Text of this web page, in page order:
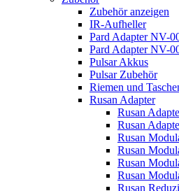
Zubehör anzeigen
IR-Aufheller
Pard Adapter NV-
Pard Adapter NV-
Pulsar Akkus
Pulsar Zubehör
Riemen und
Rusan Adapter
Rusan
Rusan
Rusan
Rusan
Rusan
Rusan
Rusan